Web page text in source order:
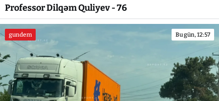
Professor Dilqəm Quliyev - 76
gundem Bu gün, 12:57